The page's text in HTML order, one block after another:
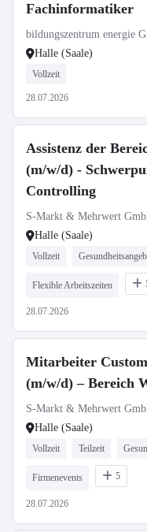
Fachinformatiker
bildungszentrum energie
Halle (Saale)
Vollzeit
28.07.2026
Assistenz der
(m/w/d) -
Controlling
S-Markt & Mehrwert
Halle (Saale)
Vollzeit
Flexible Arbeitszeiten
28.07.2026
Mitarbeiter
(m/w/d) – Bereich
S-Markt & Mehrwert
Halle (Saale)
Vollzeit Teilzeit
Firmenevents 5
28.07.2026